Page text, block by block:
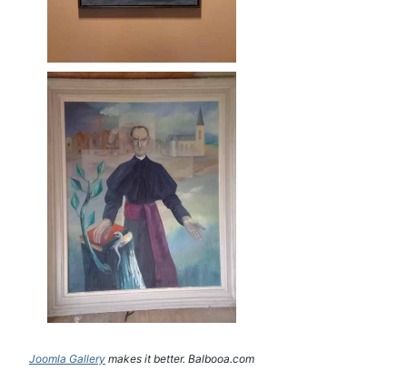
Joomla Gallery makes it better. Balbooa.com